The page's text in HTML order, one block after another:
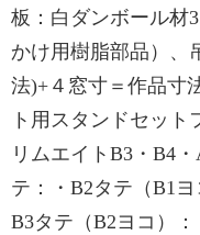
板：白ダンボール材
かけ用樹脂部品）、
法)+４窓寸＝作品寸
ト用スタンドセッ
リムエイトB3・B4
テ：・B2タテ（B1
B3タテ（B2ヨコ）